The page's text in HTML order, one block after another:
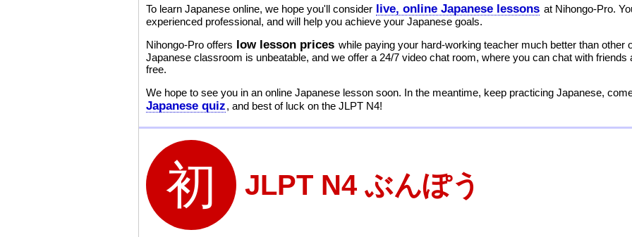
To learn Japanese online, we hope you'll consider live, online Japanese lessons at Nihongo-Pro.
experienced professional, and will help you achieve your Japanese goals.
Nihongo-Pro offers low lesson prices while paying your hard-working teacher much better than other
Japanese classroom is unbeatable, and we offer a 24/7 video chat room, where you can chat with
free.
We hope to see you in an online Japanese lesson soon. In the meantime, keep practicing Japanese,
Japanese quiz, and best of luck on the JLPT N4!
JLPT N4 ぶんぽう